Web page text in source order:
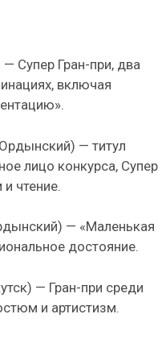
Супер Гран-при, два
включая
— титул
лицо конкурса, Супер
чтение.
— «Маленькая
достояние.
— Гран-при среди
и артистизм.